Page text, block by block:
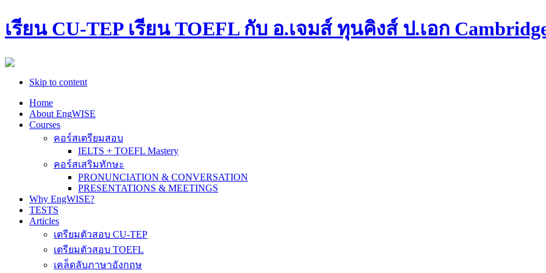
เรียน CU-TEP เรียน TOEFL กับ อ.เจมส์ ทุนคิงส์ ป.เอก
Skip to content
Home
About EngWISE
Courses
คอร์สเตรียมสอบ
IELTS + TOEFL Mastery
คอร์สเสริมทักษะ
PRONUNCIATION & CONVERSATION
PRESENTATIONS & MEETINGS
Why EngWISE?
TESTS
Articles
เตรียมตัวสอบ CU-TEP
เตรียมตัวสอบ TOEFL
เคล็ดลับภาษาอังกฤษ